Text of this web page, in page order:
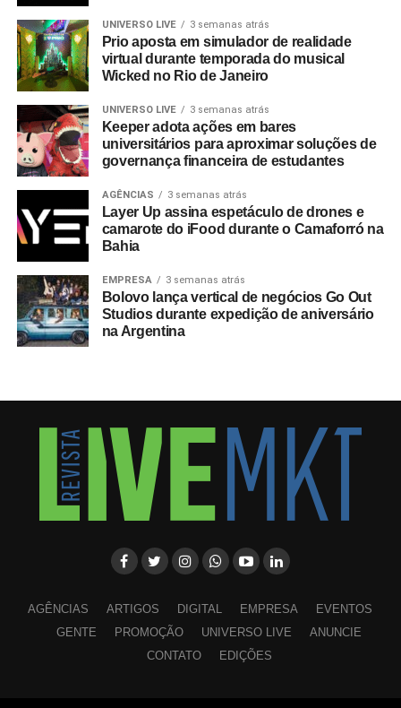
UNIVERSO LIVE 3 semanas atrás
Prio aposta em simulador de realidade
virtual durante temporada do musical
Wicked no Rio de Janeiro
UNIVERSO LIVE 3 semanas atrás
Keeper adota ações em bares
universitários para aproximar soluções de
governança financeira de estudantes
AGÊNCIAS 3 semanas atrás
Layer Up assina espetáculo de drones e
camarote do iFood durante o Camaforró na
Bahia
EMPRESA 3 semanas atrás
Bolovo lança vertical de negócios Go Out
Studios durante expedição de aniversário
na Argentina
AGÊNCIAS ARTIGOS DIGITAL EMPRESA
EVENTOS
GENTE
PROMOÇÃO UNIVERSO LIVE
ANUNCIE
CONTATO
EDIÇÕES